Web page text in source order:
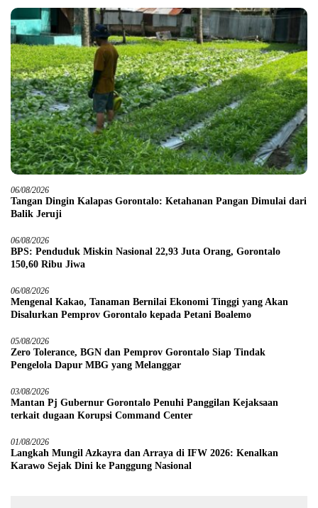
06/08/2026
Tangan Dingin Kalapas Gorontalo: Ketahanan Pangan Dimulai dari
Balik Jeruji
06/08/2026
BPS: Penduduk Miskin Nasional 22,93 Juta Orang, Gorontalo
150,60 Ribu Jiwa
06/08/2026
Mengenal Kakao, Tanaman Bernilai Ekonomi Tinggi yang Akan
Disalurkan Pemprov Gorontalo kepada Petani Boalemo
05/08/2026
Zero Tolerance, BGN dan Pemprov Gorontalo Siap Tindak
Pengelola Dapur MBG yang Melanggar
03/08/2026
Mantan Pj Gubernur Gorontalo Penuhi Panggilan Kejaksaan
terkait dugaan Korupsi Command Center
01/08/2026
Langkah Mungil Azkayra dan Arraya di IFW 2026: Kenalkan
Karawo Sejak Dini ke Panggung Nasional